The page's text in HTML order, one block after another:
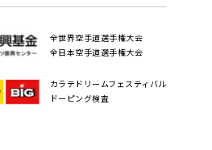
全世界空手道選手権大会
全日本空手道選手権大会
カラテドリームフェスティバル
ドーピング検査